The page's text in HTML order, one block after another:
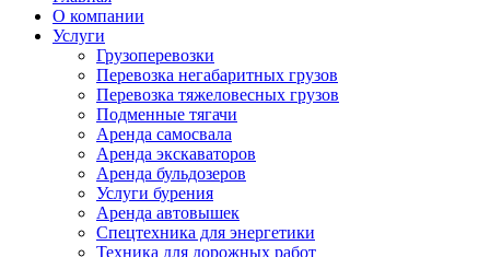
О компании
Услуги
Грузоперевозки
Перевозка негабаритных грузов
Перевозка тяжеловесных грузов
Подменные тягачи
Аренда самосвала
Аренда экскаваторов
Аренда бульдозеров
Услуги бурения
Аренда автовышек
Спецтехника для энергетики
Техника для дорожных работ